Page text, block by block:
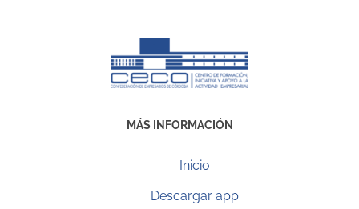
MÁS INFORMACIÓN
Inicio
Descargar app